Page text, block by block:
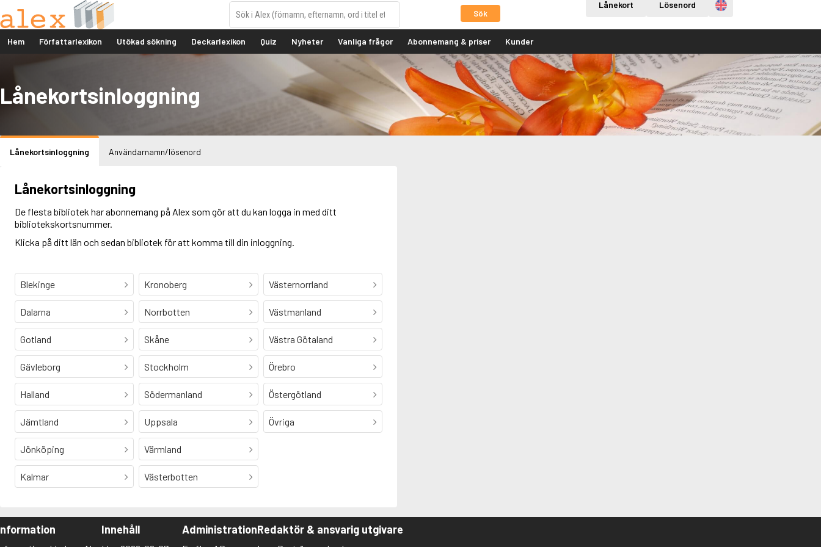
Sök
Lånekort Lösenord Engelska
Hem Författarlexikon Utökad sökning Deckarlexikon Quiz Nyheter Vanliga frågor Abonnemang & priser Kunder
Lånekortsinloggning
Lånekortsinloggning Användarnamn/lösenord
Lånekortsinloggning
De flesta bibliotek har abonnemang på Alex som gör att du kan logga in med ditt
bibliotekskortsnummer.
Klicka på ditt län och sedan bibliotek för att komma till din inloggning.
Blekinge
Dalarna
Gotland
Gävleborg
Halland
Jämtland
Jönköping
Kalmar
Kronoberg
Norrbotten
Skåne
Stockholm
Södermanland
Uppsala
Värmland
Västerbotten
Västernorrland
Västmanland
Västra Götaland
Örebro
Östergötland
Övriga
Innehåll AdministrationRedaktör & ansvarig utgivare